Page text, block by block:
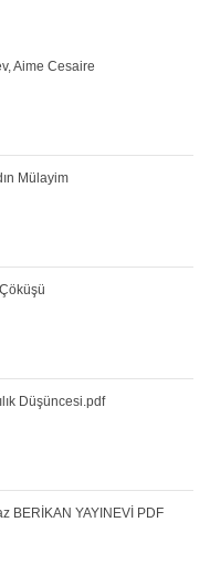
Aime Cesaire
Mülayim
Düşüncesi.pdf
BERİKAN YAYINEVİ PDF